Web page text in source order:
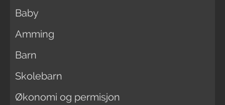
Baby
Amming
Barn
Skolebarn
Økonomi og permisjon